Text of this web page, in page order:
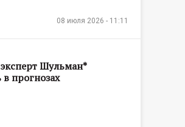
08 июля 2026 - 11:11
Шульман*
в прогнозах